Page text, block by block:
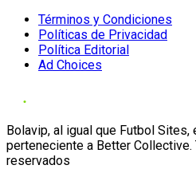
Términos y Condiciones
Políticas de Privacidad
Política Editorial
Ad Choices
Bolavip, al igual que Futbol Sites,
perteneciente a Better
reservados